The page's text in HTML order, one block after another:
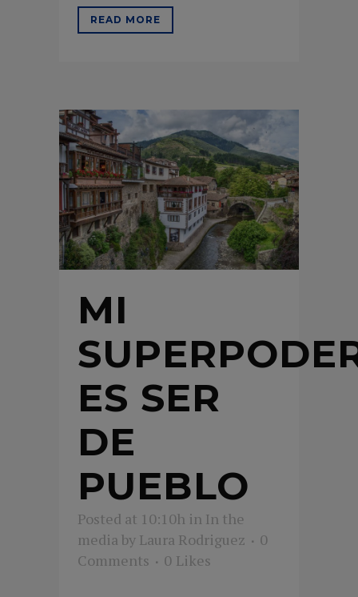
READ MORE
MI
ES SER
DE
PUEBLO
Posted at 10:10h in In the
media by Laura Rodriguez
0
Comments
0 Likes